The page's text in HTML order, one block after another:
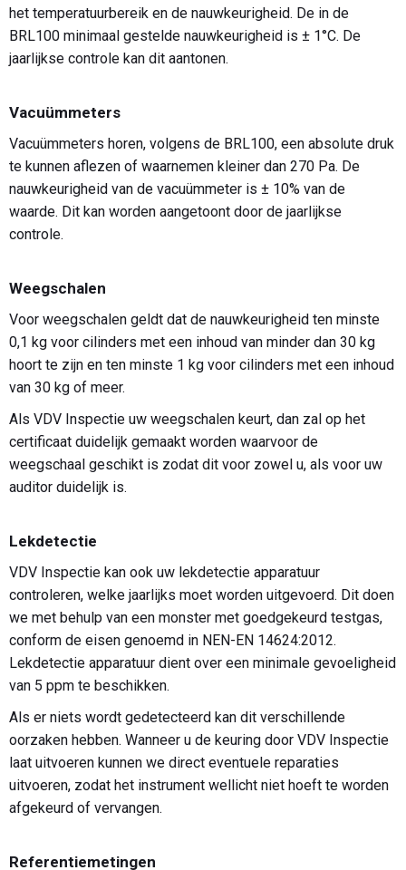
het temperatuurbereik en de nauwkeurigheid. De in de
BRL100 minimaal gestelde nauwkeurigheid is ± 1°C. De
jaarlijkse controle kan dit aantonen.
Vacuümmeters
Vacuümmeters horen, volgens de BRL100, een absolute druk
te kunnen aflezen of waarnemen kleiner dan 270 Pa. De
nauwkeurigheid van de vacuümmeter is ± 10% van de
waarde. Dit kan worden aangetoont door de jaarlijkse
controle.
Weegschalen
Voor weegschalen geldt dat de nauwkeurigheid ten minste
0,1 kg voor cilinders met een inhoud van minder dan 30 kg
hoort te zijn en ten minste 1 kg voor cilinders met een inhoud
van 30 kg of meer.
Als VDV Inspectie uw weegschalen keurt, dan zal op het
certificaat duidelijk gemaakt worden waarvoor de
weegschaal geschikt is zodat dit voor zowel u, als voor uw
auditor duidelijk is.
Lekdetectie
VDV Inspectie kan ook uw lekdetectie apparatuur
controleren, welke jaarlijks moet worden uitgevoerd. Dit doen
we met behulp van een monster met goedgekeurd testgas,
conform de eisen genoemd in NEN-EN 14624:2012.
Lekdetectie apparatuur dient over een minimale gevoeligheid
van 5 ppm te beschikken.
Als er niets wordt gedetecteerd kan dit verschillende
oorzaken hebben. Wanneer u de keuring door VDV Inspectie
laat uitvoeren kunnen we direct eventuele reparaties
uitvoeren, zodat het instrument wellicht niet hoeft te worden
afgekeurd of vervangen.
Referentiemetingen